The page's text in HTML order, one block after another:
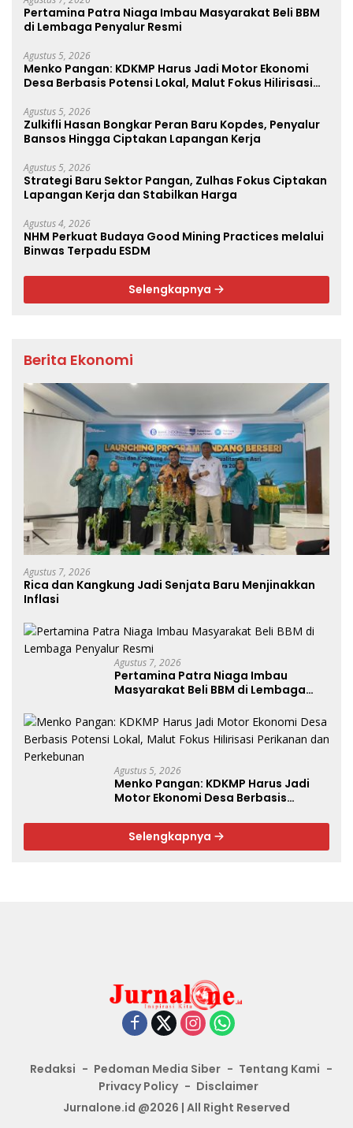
Pertamina Patra Niaga Imbau Masyarakat Beli BBM
di Lembaga Penyalur Resmi
Agustus 5, 2026
Menko Pangan: KDKMP Harus Jadi Motor Ekonomi
Desa Berbasis Potensi Lokal, Malut Fokus Hilirisasi
Agustus 5, 2026
Zulkifli Hasan Bongkar Peran Baru Kopdes, Penyalur
Bansos Hingga Ciptakan Lapangan Kerja
Agustus 5, 2026
Strategi Baru Sektor Pangan, Zulhas Fokus Ciptakan
Lapangan Kerja dan Stabilkan Harga
Agustus 4, 2026
NHM Perkuat Budaya Good Mining Practices melalui
Binwas Terpadu ESDM
Selengkapnya
Berita Ekonomi
Agustus 7, 2026
Rica dan Kangkung Jadi Senjata Baru Menjinakkan
Inflasi
Agustus 7, 2026
Pertamina Patra Niaga Imbau
Masyarakat Beli BBM di Lembaga
Agustus 5, 2026
Menko Pangan: KDKMP Harus Jadi
Motor Ekonomi Desa Berbasis
Perikanan dan Perkebunan
Selengkapnya
Redaksi Pedoman Media Siber
Tentang Kami
Privacy Policy
Disclaimer
Jurnalone.id @2026 | All Right Reserved